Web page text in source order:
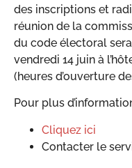
des inscriptions et
réunion de la
du code électoral
vendredi 14 juin à
(heures d’ouverture
Pour plus
Cliquez ici
Contacter le